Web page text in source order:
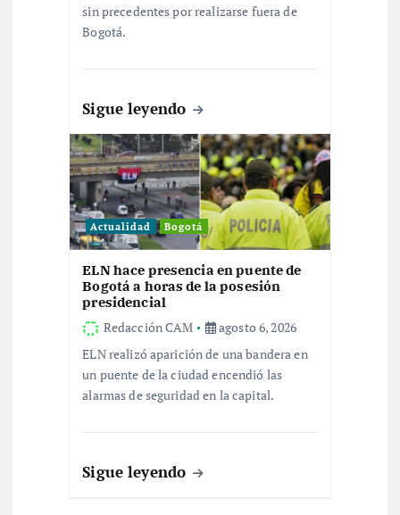
sin precedentes por realizarse fuera de
Bogotá.
Sigue leyendo
Actualidad Bogotá
ELN hace presencia en puente de
Bogotá a horas de la posesión
presidencial
Redacción CAM
agosto 6, 2026
ELN realizó aparición de una bandera en
un puente de la ciudad encendió las
alarmas de seguridad en la capital.
Sigue leyendo